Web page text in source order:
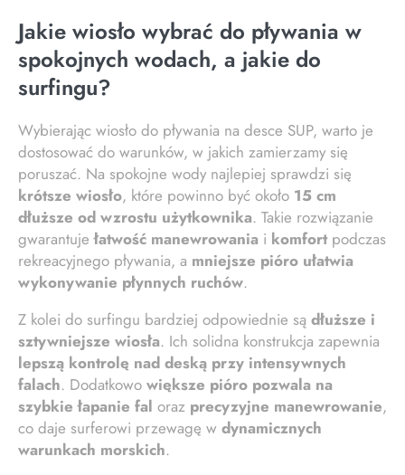
Jakie wiosło wybrać do pływania w
spokojnych wodach, a jakie do
surfingu?
Wybierając wiosło do pływania na desce SUP, warto je
dostosować do warunków, w jakich zamierzamy się
poruszać. Na spokojne wody najlepiej sprawdzi się
krótsze wiosło, które powinno być około 15 cm
dłuższe od wzrostu użytkownika. Takie rozwiązanie
gwarantujełatwość manewrowania i komfortpodczas
rekreacyjnego pływania, a mniejsze pióro ułatwia
wykonywanie płynnych ruchów.
Z kolei do surfingu bardziej odpowiednie są dłuższe i
sztywniejsze wiosła. Ich solidna konstrukcja zapewnia
lepszą kontrolę nad deską przy intensywnych
falach. Dodatkowo większe pióro pozwala na
szybkie łapanie fal oraz precyzyjne manewrowanie,
co daje surferowi przewagę w dynamicznych
warunkach morskich.